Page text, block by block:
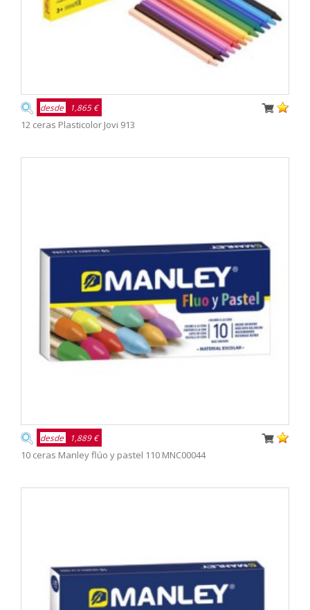
desde 1,865 €
12 ceras Plasticolor Jovi 913
desde 1,889 €
10 ceras Manley flúo y pastel 110 MNC00044